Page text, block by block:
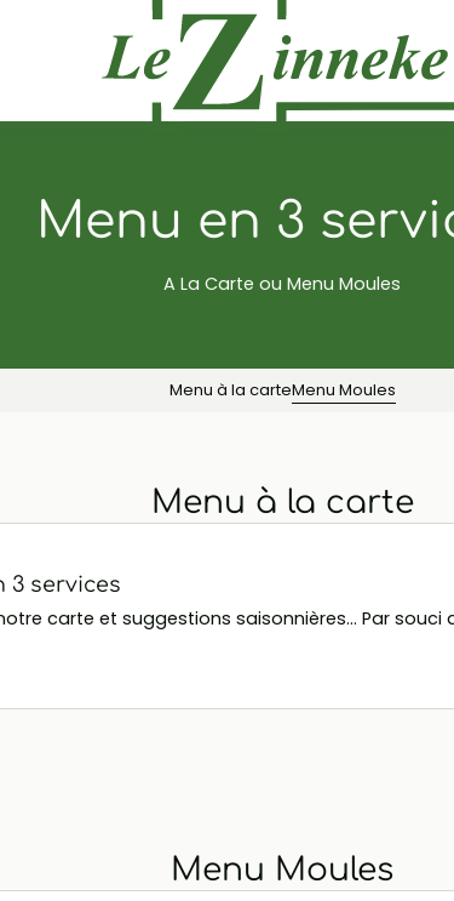
Menu en 3
A La Carte ou Menu Moules
Menu à la carteMenu Moules
Menu à la carte
3 services
carte et suggestions saisonnières... Par souci
Menu Moules